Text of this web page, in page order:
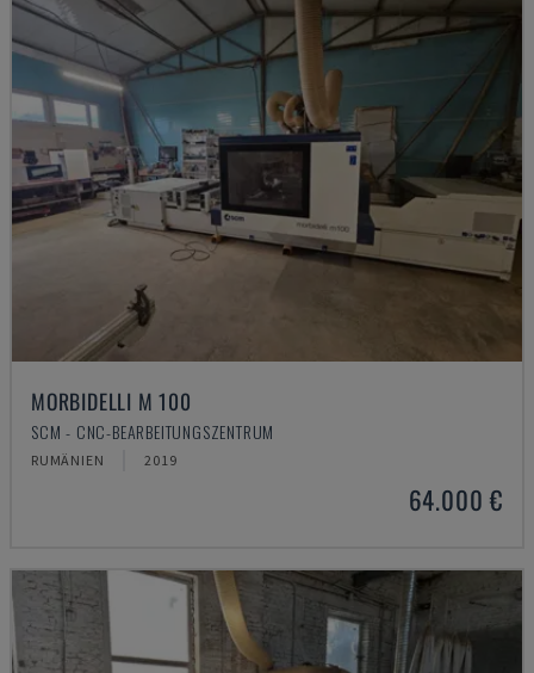
MORBIDELLI M 100
SCM - CNC-BEARBEITUNGSZENTRUM
RUMÄNIEN 2019
64.000 €